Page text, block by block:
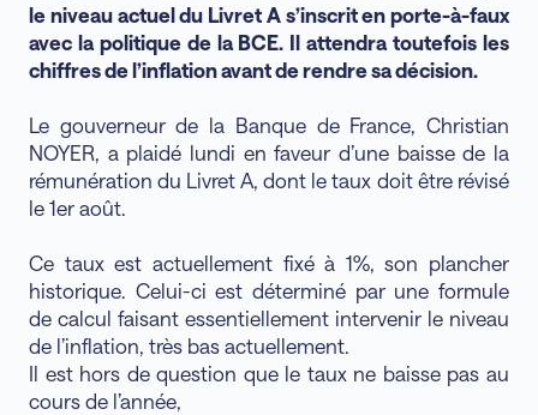
le niveau actuel du Livret A s’inscrit en porte-à-faux
avec la politique de la BCE. Il attendra toutefois les
chiffres de l’inflation avant de rendre sa décision.
Le gouverneur de la Banque de France, Christian
NOYER, a plaidé lundi en faveur d’une baisse de la
rémunération du Livret A, dont le taux doit être révisé
le 1er août.
Ce taux est actuellement fixé à 1%, son plancher
historique. Celui-ci est déterminé par une formule
de calcul faisant essentiellement intervenir le niveau
de l’inflation, très bas actuellement.
Il est hors de question que le taux ne baisse pas au
cours de l’année,